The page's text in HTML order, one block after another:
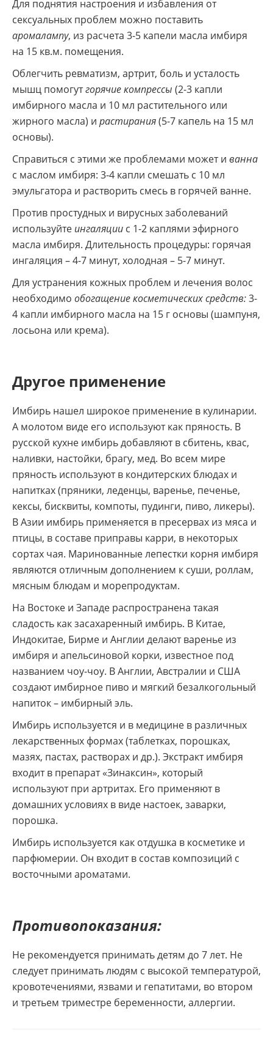
Для поднятия настроения и избавления от
сексуальных проблем можно поставить
аромалампу, из расчета 3-5 капели масла имбиря
на 15 кв.м. помещения.
Облегчить ревматизм, артрит, боль и усталость
мышц помогутгорячие компрессы (2-3 капли
имбирного масла и 10 мл растительного или
жирного масла) и растирания(5-7 капель на 15 мл
основы).
Справиться с этими же проблемами может и ванна
с маслом имбиря: 3-4 капли смешать с 10 мл
эмульгатора и растворить смесь в горячей ванне.
Против простудных и вирусных заболеваний
используйте ингаляции с 1-2 каплями эфирного
масла имбиря. Длительность процедуры: горячая
ингаляция – 4-7 минут, холодная – 5-7 минут.
Для устранения кожных проблем и лечения волос
необходимо обогащение косметических средств:3-
4 капли имбирного масла на 15 г основы (шампуня,
лосьона или крема).
Другое применение
Имбирь нашел широкое применение в кулинарии.
А молотом виде его используют как пряность. В
русской кухне имбирь добавляют в сбитень, квас,
наливки, настойки, брагу, мед. Во всем мире
пряность используют в кондитерских блюдах и
напитках (пряники, леденцы, варенье, печенье,
кексы, бисквиты, компоты, пудинги, пиво, ликеры).
В Азии имбирь применяется в пресервах из мяса и
птицы, в составе приправы карри, в некоторых
сортах чая. Маринованные лепестки корня имбиря
являются отличным дополнением к суши, роллам,
мясным блюдам и морепродуктам.
На Востоке и Западе распространена такая
сладость как засахаренный имбирь. В Китае,
Индокитае, Бирме и Англии делают варенье из
имбиря и апельсиновой корки, известное под
названием чоу-чоу. В Англии, Австралии и США
создают имбирное пиво и мягкий безалкогольный
напиток – имбирный эль.
Имбирь используется и в медицине в различных
лекарственных формах (таблетках, порошках,
мазях, пастах, растворах и др.). Экстракт имбиря
входит в препарат «Зинаксин», который
используют при артритах. Его применяют в
домашних условиях в виде настоек, заварки,
порошка.
Имбирь используется как отдушка в косметике и
парфюмерии. Он входит в состав композиций с
восточными ароматами.
Противопоказания:
Не рекомендуется принимать детям до 7 лет. Не
следует принимать людям с высокой температурой,
кровотечениями, язвами и гепатитами, во втором
и третьем триместре беременности, аллергии.